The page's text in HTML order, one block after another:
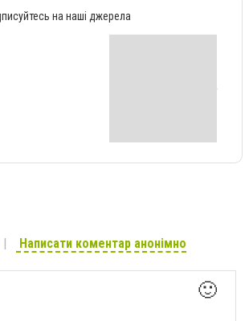
на наші джерела
Написати коментар анонімно
🙂